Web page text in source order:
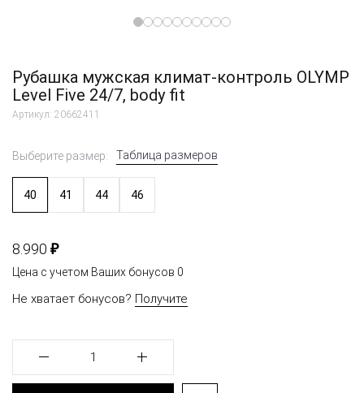
Рубашка мужская климат-контроль OLYMP
Level Five 24/7, body fit
Артикул: 20662411
Выберите размер: Таблица размеров
40 41 44 46
8.990 ₽
Цена с учетом Ваших бонусов 0
Не хватает бонусов? Получите
1